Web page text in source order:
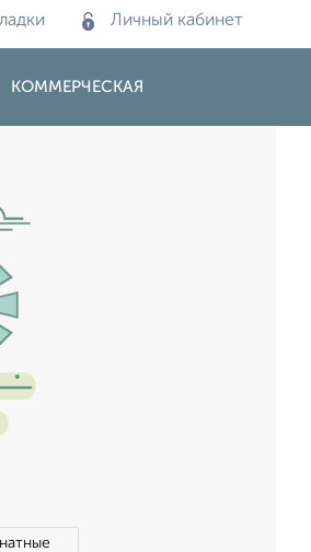
Личный кабинет
КОММЕРЧЕСКАЯ